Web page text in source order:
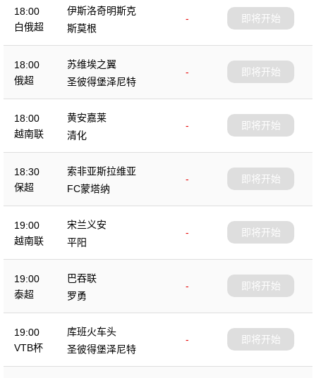
18:00
白俄超
伊斯洛奇明斯克
-
斯莫根
即将开始
18:00
俄超
苏维埃之翼
-
圣彼得堡泽尼特
即将开始
18:00
越南联
黄安嘉莱
-
清化
即将开始
18:30
保超
索非亚斯拉维亚
-
FC蒙塔纳
即将开始
19:00
越南联
宋兰义安
-
平阳
即将开始
19:00
泰超
巴吞联
-
罗勇
即将开始
19:00
VTB杯
库班火车头
-
圣彼得堡泽尼特
即将开始